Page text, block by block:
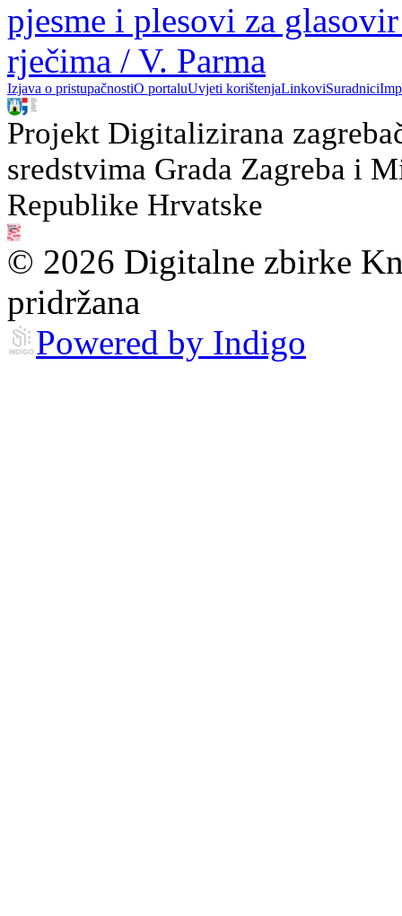
pjesme i plesovi za
rječima / V. Parma
Izjava o pristupačnostiO portaluUvjeti korištenjaLinkoviSuradnici
Projekt Digitalizirana
sredstvima Grada Zagreba i
Republike Hrvatske
© 2026 Digitalne zbirke
pridržana
Powered by Indigo